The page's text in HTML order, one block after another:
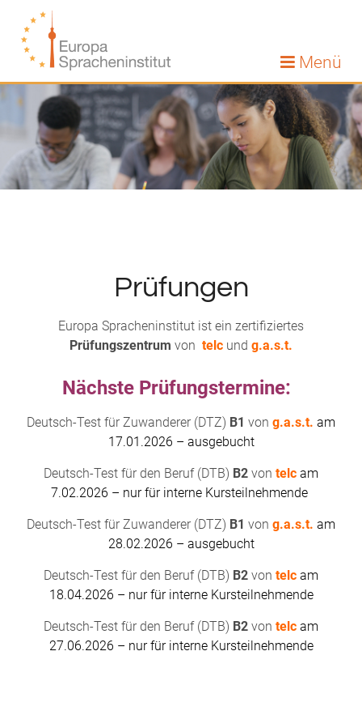
Menü
Prüfungen
Europa Spracheninstitut ist ein zertifiziertes
Prüfungszentrum von telc und g.a.s.t.
Nächste Prüfungstermine:
Deutsch-Test für Zuwanderer (DTZ) B1 von g.a.s.t. am
17.01.2026 – ausgebucht
Deutsch-Test für den Beruf (DTB) B2 von telc am
7.02.2026 – nur für interne Kursteilnehmende
Deutsch-Test für Zuwanderer (DTZ) B1 von g.a.s.t. am
28.02.2026 – ausgebucht
Deutsch-Test für den Beruf (DTB) B2 von telc am
18.04.2026 – nur für interne Kursteilnehmende
Deutsch-Test für den Beruf (DTB) B2 von telc am
27.06.2026 – nur für interne Kursteilnehmende